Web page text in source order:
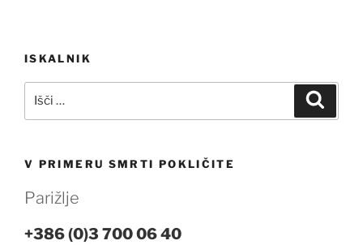
Navigacija
ISKALNIK
V PRIMERU SMRTI POKLIČITE
Parižlje
+386 (0)3 700 06 40